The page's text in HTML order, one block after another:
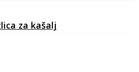
za kašalj